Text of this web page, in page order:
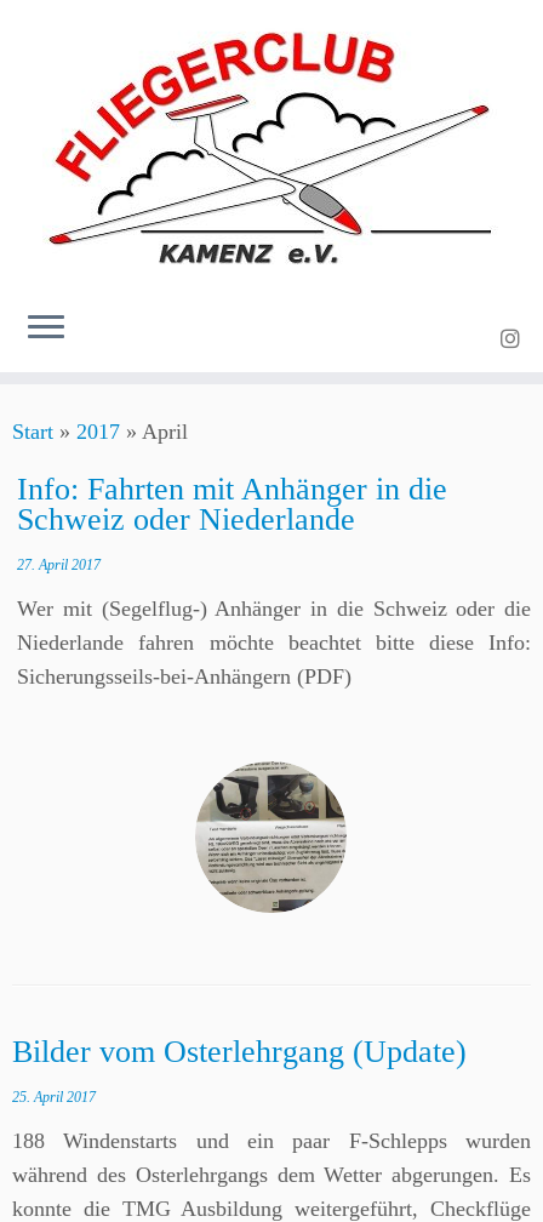
Inhalt
Start » 2017 » April
Info: Fahrten mit Anhänger in die
Schweiz oder Niederlande
27. April 2017
Wer mit (Segelflug-) Anhänger in die Schweiz oder die
Niederlande fahren möchte beachtet bitte diese Info:
Sicherungsseils-bei-Anhängern (PDF)
Bilder vom Osterlehrgang (Update)
25. April 2017
188 Windenstarts und ein paar F-Schlepps wurden
während des Osterlehrgangs dem Wetter abgerungen. Es
konnte die TMG Ausbildung weitergeführt, Checkflüge